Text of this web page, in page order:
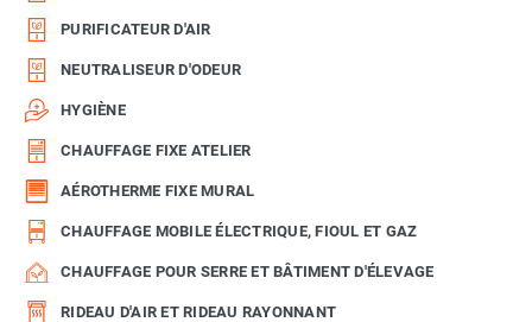
PURIFICATEUR D'AIR
NEUTRALISEUR D'ODEUR
HYGIÈNE
CHAUFFAGE FIXE ATELIER
AÉROTHERME FIXE MURAL
CHAUFFAGE MOBILE ÉLECTRIQUE, FIOUL ET GAZ
CHAUFFAGE POUR SERRE ET BÂTIMENT D'ÉLEVAGE
RIDEAU D'AIR ET RIDEAU RAYONNANT